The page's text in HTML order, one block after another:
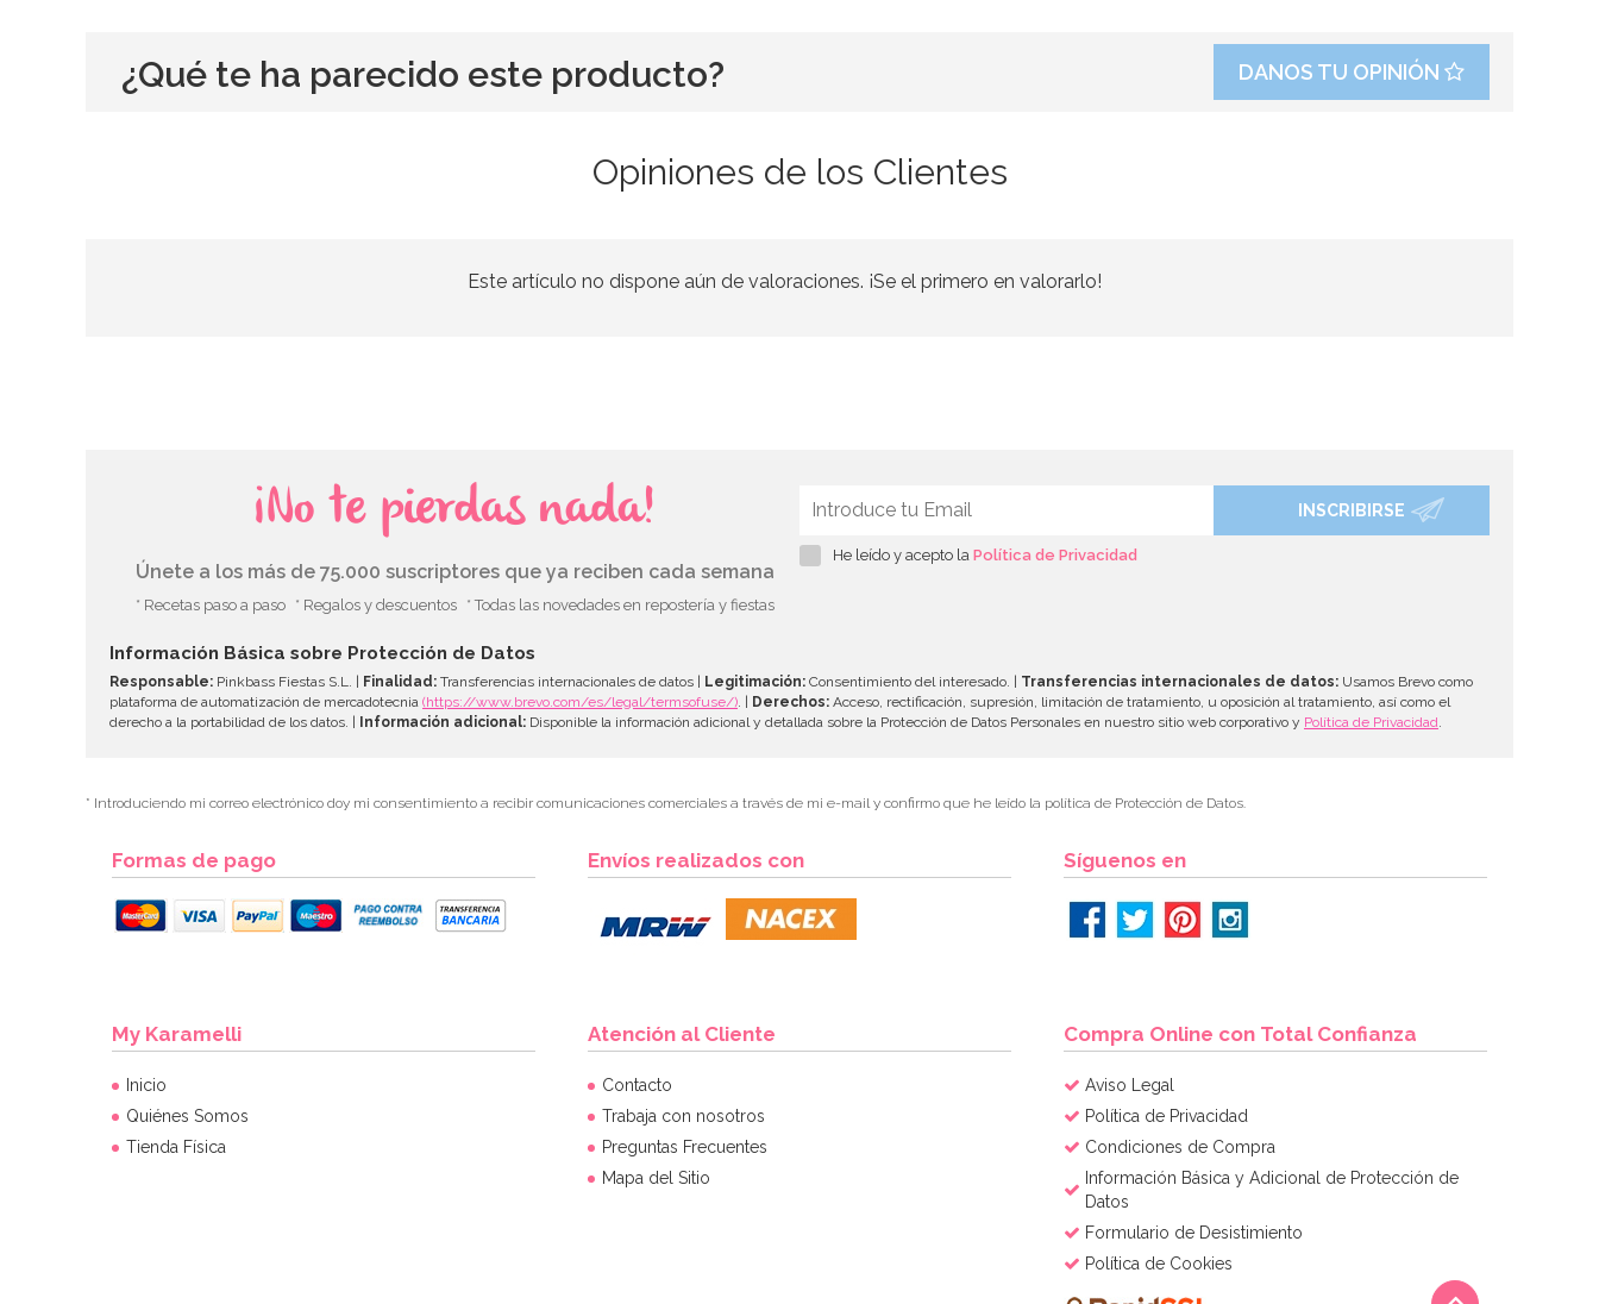
¿Qué te ha parecido este producto? DANOS TU OPINIÓN
Opiniones de los Clientes
Este artículo no dispone aún de valoraciones. ¡Se el primero en valorarlo!
¡No te pierdas nada!
Únete a los más de 75.000 suscriptores que ya reciben cada semana
* Recetas paso a paso * Regalos y descuentos * Todas las novedades en repostería y fiestas
INSCRIBIRSE
He leído y acepto la Política de Privacidad
Información Básica sobre Protección de Datos
Responsable: Pinkbass Fiestas S.L. | Finalidad: Transferencias internacionales de datos | Legitimación: Consentimiento del interesado. | Transferencias internacionales de datos: Usamos Brevo como
plataforma de automatización de mercadotecnia (https://www.brevo.com/es/legal/termsofuse/) . | Derechos: Acceso, rectificación, supresión, limitación de tratamiento, u oposición al tratamiento, así como el
derecho a la portabilidad de los datos. | Información adicional: Disponible la información adicional y detallada sobre la Protección de Datos Personales en nuestro sitio web corporativo y Política de Privacidad
* Introduciendo mi correo electrónico doy mi consentimiento a recibir comunicaciones comerciales a través de mi e-mail y confirmo que he leído la política de Protección de Datos.
Formas de pago Envíos realizados con Síguenos en
My Karamelli
Inicio
Quiénes Somos
Tienda Física
Atención al Cliente
Contacto
Trabaja con nosotros
Preguntas Frecuentes
Mapa del Sitio
Compra Online con Total Confianza
Aviso Legal
Política de Privacidad
Condiciones de Compra
Información Básica y Adicional de Protección de
Datos
Formulario de Desistimiento
Política de Cookies